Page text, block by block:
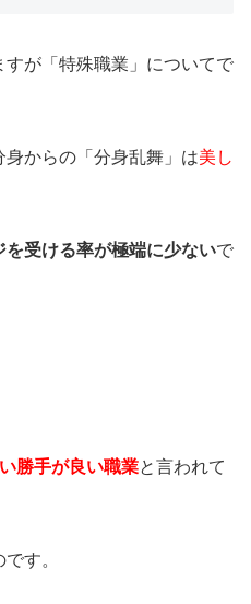
が「特殊職業」についてで
身からの「分身乱舞」は美し
を受ける率が極端に少ないで
勝手が良い職業と言われて
す。